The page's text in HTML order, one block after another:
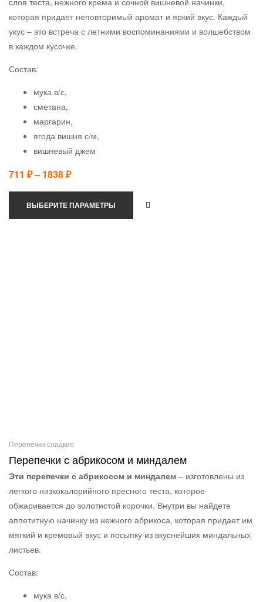
которая придает неповторимый аромат и яркий вкус. Каждый
укус – это встреча с летними воспоминаниями и волшебством
в каждом кусочке.
Состав:
мука в/с,
сметана,
маргарин,
ягода вишня с/м,
вишневый джем
711 ₽– 1838₽
ВЫБЕРИТЕ ПАРАМЕТРЫ
Перепечки сладкие
Перепечки с абрикосом и миндалем
Эти перепечки с абрикосом и миндалем – изготовлены из
легкого низкокалорийного пресного теста, которое
обжаривается до золотистой корочки. Внутри вы найдете
аппетитную начинку из нежного абрикоса, которая придает им
мягкий и кремовый вкус и посыпку из вкуснейших миндальных
листьев.
Состав:
мука в/с,